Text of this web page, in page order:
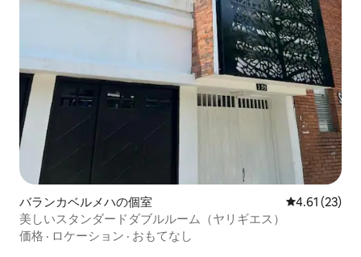
バランカベルメハの個室 レビュー23
4.61 (23)
美しいスタンダードダブルルーム（ヤリギエス）
価格 · ロケーション · おもてなし